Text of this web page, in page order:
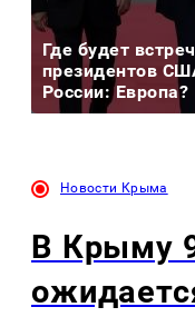
Где будет
президентов
России: Европа?
Новости Крыма
В Крыму